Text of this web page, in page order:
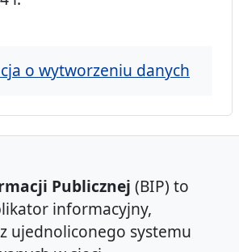
o wytworzeniu danych
Publicznej (BIP) to
informacyjny,
z ujednoliconego systemu